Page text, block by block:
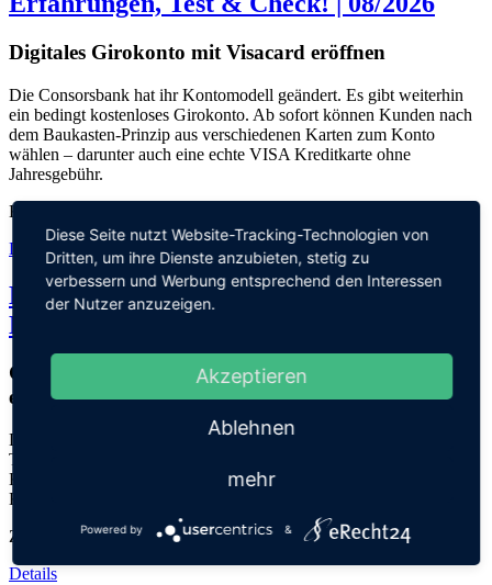
Digitales Girokonto mit Visacard eröffnen
Die Consorsbank hat ihr Kontomodell geändert. Es gibt weiterhin
ein bedingt kostenloses Girokonto. Ab sofort können Kunden nach
dem Baukasten-Prinzip aus verschiedenen Karten zum Konto
wählen – darunter auch eine echte VISA Kreditkarte ohne
Jahresgebühr.
KONTO AB
Details
Klarna Tagesgeld Flexkonto:
Erfahrungen, Test & Check! | 08/2026
Geldbeträge flexibel anlegen und attraktive Zinsen
erhalten
Der schwedische Zahlungsdienstleiser Klarna bietet auch ein
Tagesgeldkonto für flexibles Sparen an. Kunden mit dem Flexgeld
Konto erhalten aktuell 1,95 % Zinsen auf ihre Einlagen. Die
Kontoführung ist kostenlos.
Zinsen
1,95 %
Details
Diese Seite nutzt Website-Tracking-Technologien von
Dritten, um ihre Dienste anzubieten, stetig zu
verbessern und Werbung entsprechend den Interessen
der Nutzer anzuzeigen.
Akzeptieren
Ablehnen
mehr
Powered by &